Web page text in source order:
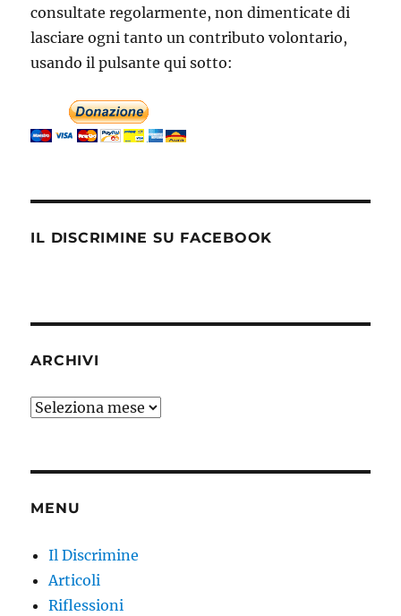
consultate regolarmente, non dimenticate di
lasciare ogni tanto un contributo volontario,
usando il pulsante qui sotto:
IL DISCRIMINE SU FACEBOOK
ARCHIVI
Archivi
MENU
Il Discrimine
Articoli
Riflessioni